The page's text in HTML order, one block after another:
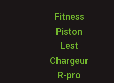
Fitness
Piston
Lest
Chargeur
R-pro